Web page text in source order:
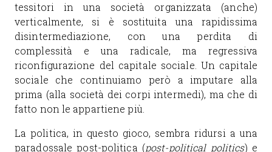
tessitori in una società organizzata (anche)
verticalmente, si è sostituita una rapidissima
disintermediazione, con una perdita di
complessità e una radicale, ma regressiva
riconfigurazione del capitale sociale. Un capitale
sociale che continuiamo però a imputare alla
prima (alla società dei corpi intermedi), ma che di
fatto non le appartiene più.
La politica, in questo gioco, sembra ridursi a una
paradossale post-politica (post-political politics) e